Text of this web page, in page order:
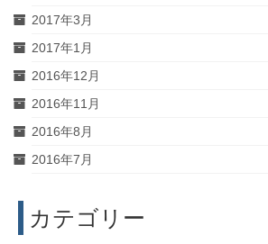
2017年3月
2017年1月
2016年12月
2016年11月
2016年8月
2016年7月
カテゴリー